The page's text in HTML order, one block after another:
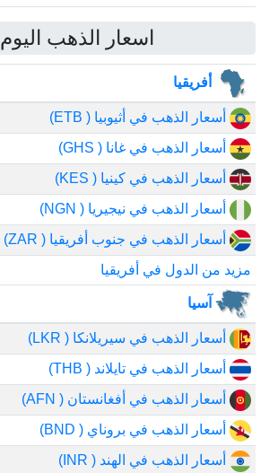
اسعار الذهب اليوم
أفريقيا
أسعار الذهب في أثيوبيا ( ETB)
أسعار الذهب في غانا ( GHS)
أسعار الذهب في كينيا ( KES)
أسعار الذهب في نيجيريا ( NGN)
أسعار الذهب في جنوب أفريقيا ( ZAR)
مزيد من الدول في أفريقيا
آسيا
أسعار الذهب في سيريلانكا ( LKR)
أسعار الذهب في تايلاند ( THB)
أسعار الذهب في أفغانستان ( AFN)
أسعار الذهب في بروناي ( BND)
أسعار الذهب في الهند ( INR)